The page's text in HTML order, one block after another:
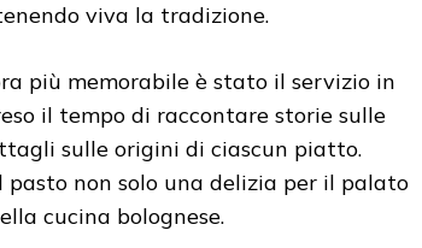
viva la tradizione.
più memorabile è stato il servizio in
il tempo di raccontare storie sulle
sulle origini di ciascun piatto.
pasto non solo una delizia per il palato
cucina bolognese.